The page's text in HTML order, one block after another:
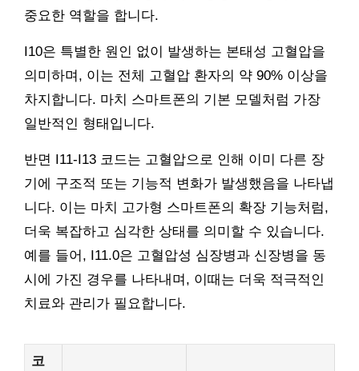
중요한 역할을 합니다.
I10은 특별한 원인 없이 발생하는 본태성 고혈압을
의미하며, 이는 전체 고혈압 환자의 약 90% 이상을
차지합니다. 마치 스마트폰의 기본 모델처럼 가장
일반적인 형태입니다.
반면 I11-I13 코드는 고혈압으로 인해 이미 다른 장
기에 구조적 또는 기능적 변화가 발생했음을 나타냅
니다. 이는 마치 고가형 스마트폰의 확장 기능처럼,
더욱 복잡하고 심각한 상태를 의미할 수 있습니다.
예를 들어, I11.0은 고혈압성 심장병과 신장병을 동
시에 가진 경우를 나타내며, 이때는 더욱 적극적인
치료와 관리가 필요합니다.
코